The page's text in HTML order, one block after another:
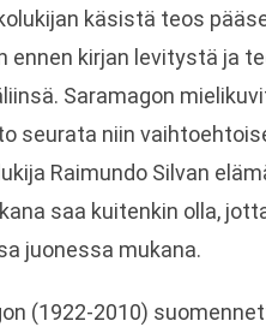
käsistä teos
ennen kirjan levitystä ja
Saramagon
seurata niin
Raimundo Silvan
saa kuitenkin olla,
juonessa mukana.
(1922-2010)